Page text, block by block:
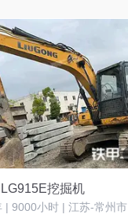
挖掘机
| 9000小时 | 江苏-常州市